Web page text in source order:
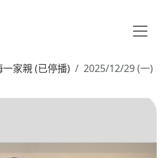
一家親 (已停播)
2025/12/29 (一)